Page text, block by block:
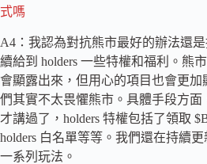
式嗎
A4：我認為對抗熊市最好的辦法還
續給到 holders 一些特權和福利。熊
會顯露出來，但用心的項目也會更加
們其實不太畏懼熊市。具體手段方面
才講過了，holders 特權包括了領取
holders 白名單等等。我們還在持續
一系列玩法。